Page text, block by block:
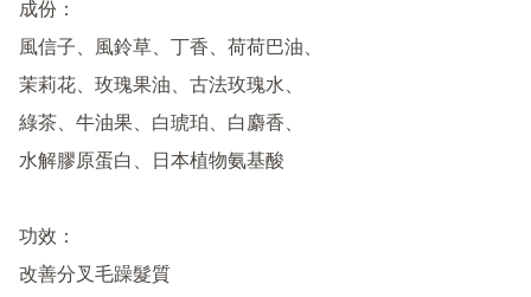
成份：
風信子、風鈴草、丁香、荷荷巴油、
茉莉花、玫瑰果油、古法玫瑰水、
綠茶、牛油果、白琥珀、白麝香、
水解膠原蛋白、日本植物氨基酸
功效：
改善分叉毛躁髮質